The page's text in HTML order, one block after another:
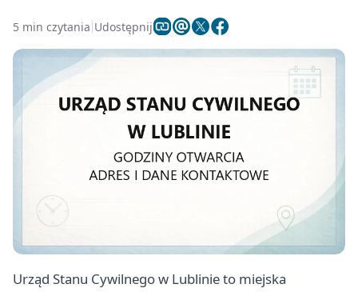
5 min czytania Udostępnij
Urząd Stanu Cywilnego w Lublinie to miejska